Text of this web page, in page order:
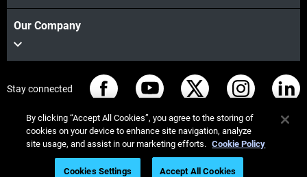
Our Company
Stay connected
© Stratasys 2026 법률 정보
개인정보 보호정책
By clicking “Accept All Cookies”, you agree to the storing of
cookies on your device to enhance site navigation, analyze
site usage, and assist in our marketing efforts. Cookie Policy
Cookies Settings Accept All Cookies